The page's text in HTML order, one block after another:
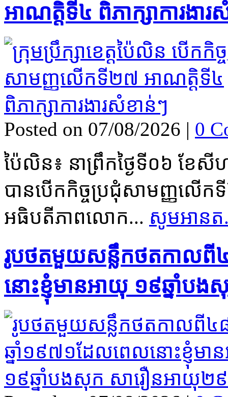
អាណត្តិទី៤ ពិភាក្សាការងា
Posted on 07/08/2026 | 0
ប៉ៃលិន៖ នាព្រឹកថ្ងៃទី០៦ ខែសី
បានបើកកិច្ចប្រជុំសាមញ្ញលើ
អធិបតីភាពលោក... សូមអានត
រូបថតមួយសន្លឹកថតកាលពី៤
នោះខ្ញុំមានអាយុ ១៩ឆ្នាំបង